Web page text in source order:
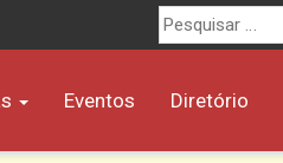
Procurar
por:
Eventos Diretório